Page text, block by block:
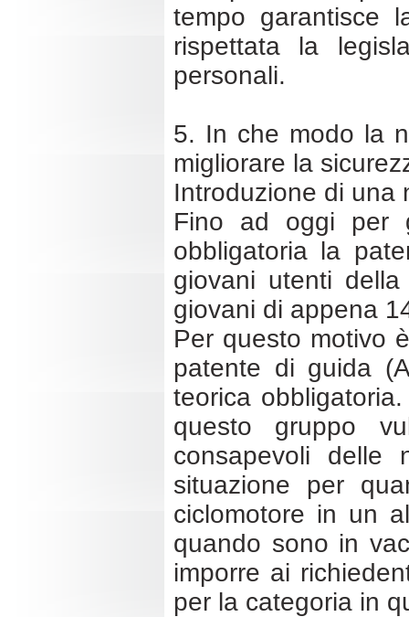
tempo garantisce
rispettata la
personali.
5. In che modo la
migliorare la
Introduzione di una
Fino ad oggi per
obbligatoria la
giovani utenti
giovani di appena
Per questo motivo
patente di guida
teorica
questo gruppo
consapevoli
situazione per
ciclomotore in un
quando sono in
imporre ai
per la categoria in